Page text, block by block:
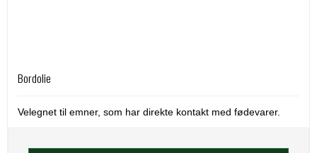
Bordolie
Velegnet til emner, som har direkte kontakt med fødevarer.